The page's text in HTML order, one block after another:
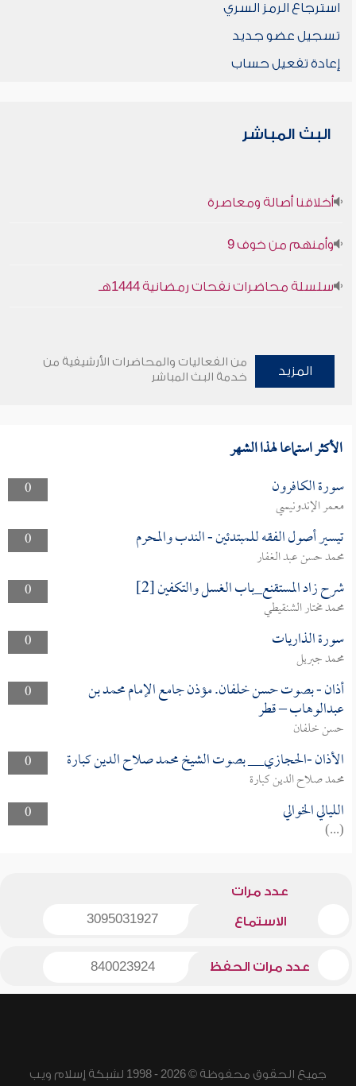
استرجاع الرمز السري
تسجيل عضو جديد
إعادة تفعيل حساب
البث المباشر
أخلاقنا أصالة ومعاصرة
وأمنهم من خوف 9
سلسلة محاضرات نفحات رمضانية 1444هـ
المزيد
من الفعاليات والمحاضرات الأرشيفية من
خدمة البث المباشر
الأكثر استماعا لهذا الشهر
0 سورة الكافرون
معمر الإندونيسي
0
تيسير أصول الفقه للمبتدئين - الندب والمحرم
محمد حسن عبد الغفار
0
شرح زاد المستقنع_باب الغسل والتكفين [2]
محمد مختار الشنقيطي
0
سورة الذاريات
محمد جبريل
0
أذان - بصوت حسن خلفان. مؤذن جامع الإمام محمد بن
عبدالوهاب – قطر
حسن خلفان
0
الأذان -الحجازي__ بصوت الشيخ محمد صلاح الدين كبارة
محمد صلاح الدين كبارة
0
الليالي الخوالي
(...)
عدد مرات
الاستماع 3095031927
عدد مرات الحفظ 840023924
جميع الحقوق محفوظة © 2026 - 1998 لشبكة إسلام ويب